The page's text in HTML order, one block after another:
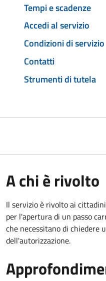
Tempi e scadenze
Accedi al servizio
Condizioni di servizio
Contatti
Strumenti di tutela
A chi è rivolto
Il servizio è rivolto ai
per l'apertura di un passo
che necessitano di chiedere
dell'autorizzazione.